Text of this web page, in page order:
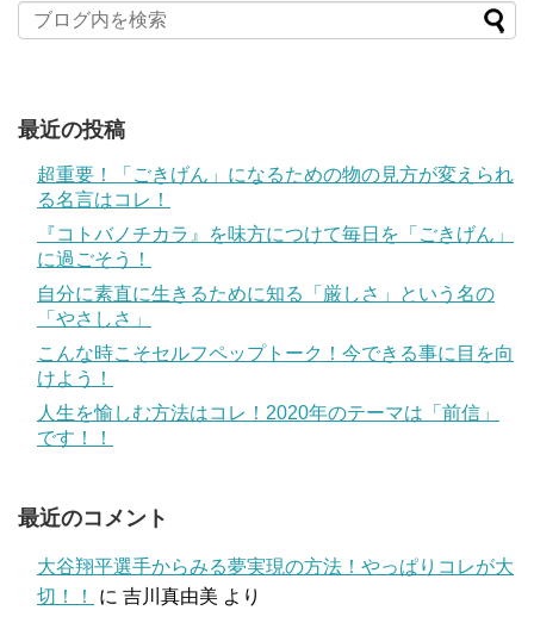
最近の投稿
超重要！「ごきげん」になるための物の見方が変えられ
る名言はコレ！
『コトバノチカラ』を味方につけて毎日を「ごきげん」
に過ごそう！
自分に素直に生きるために知る「厳しさ」という名の
「やさしさ」
こんな時こそセルフペップトーク！今できる事に目を向
けよう！
人生を愉しむ方法はコレ！2020年のテーマは「前信」
です！！
最近のコメント
大谷翔平選手からみる夢実現の方法！やっぱりコレが大
切！！
に 吉川真由美 より